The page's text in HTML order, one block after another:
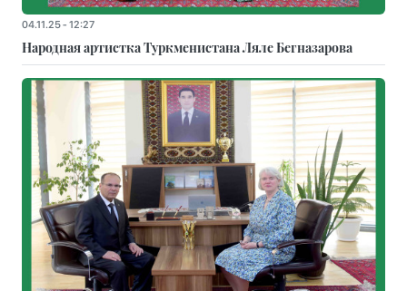
04.11.25 - 12:27
Народная артистка Туркменистана Ляле Бегназарова